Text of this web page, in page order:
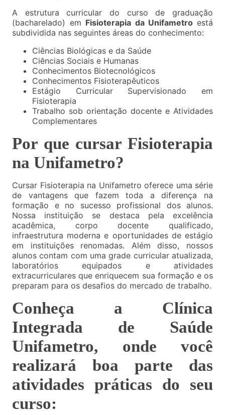
A estrutura curricular do curso de graduação
(bacharelado) em Fisioterapia da Unifametroestá
subdividida nas seguintes áreas do conhecimento:
Ciências Biológicas e da Saúde
Ciências Sociais e Humanas
Conhecimentos Biotecnológicos
Conhecimentos Fisioterapêuticos
Estágio Curricular Supervisionado em
Fisioterapia
Trabalho sob orientação docente e Atividades
Complementares
Por que cursar Fisioterapia
na Unifametro?
Cursar Fisioterapia na Unifametro oferece uma série
de vantagens que fazem toda a diferença na
formação e no sucesso profissional dos alunos.
Nossa instituição se destaca pela excelência
acadêmica, corpo docente qualificado,
infraestrutura moderna e oportunidades de estágio
em instituições renomadas. Além disso, nossos
alunos contam com uma grade curricular atualizada,
laboratórios equipados e atividades
extracurriculares que enriquecem sua formação e os
preparam para os desafios do mercado de trabalho.
Conheça a Clínica
Integrada de Saúde
Unifametro, onde você
realizará boa parte das
atividades práticas do seu
curso: